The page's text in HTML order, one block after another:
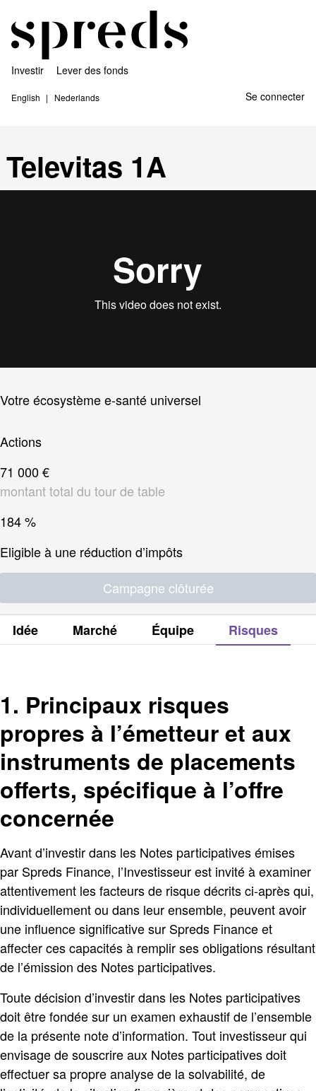
Investir Lever des fonds
English Nederlands Se connecter
Televitas 1A
Votre écosystème e-santé universel
Actions
71 000 €
montant total du tour de table
184 %
Eligible à une réduction d’impôts
Campagne clôturée
Idée Marché Équipe Risques
1. Principaux risques
propres à l’émetteur et aux
instruments de placements
offerts, spécifique à l’offre
concernée
Avant d’investir dans les Notes participatives émises
par Spreds Finance, l’Investisseur est invité à examiner
attentivement les facteurs de risque décrits ci-après qui,
individuellement ou dans leur ensemble, peuvent avoir
une influence significative sur Spreds Finance et
affecter ces capacités à remplir ses obligations résultant
de l’émission des Notes participatives.
Toute décision d’investir dans les Notes participatives
doit être fondée sur un examen exhaustif de l’ensemble
de la présente note d’information. Tout investisseur qui
envisage de souscrire aux Notes participatives doit
effectuer sa propre analyse de la solvabilité, de